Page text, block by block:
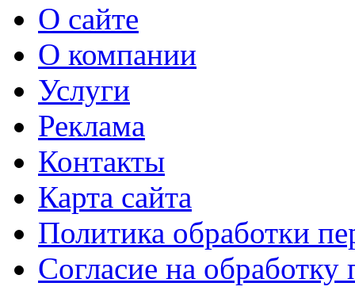
О сайте
О компании
Услуги
Реклама
Контакты
Карта сайта
Политика обработки
Согласие на